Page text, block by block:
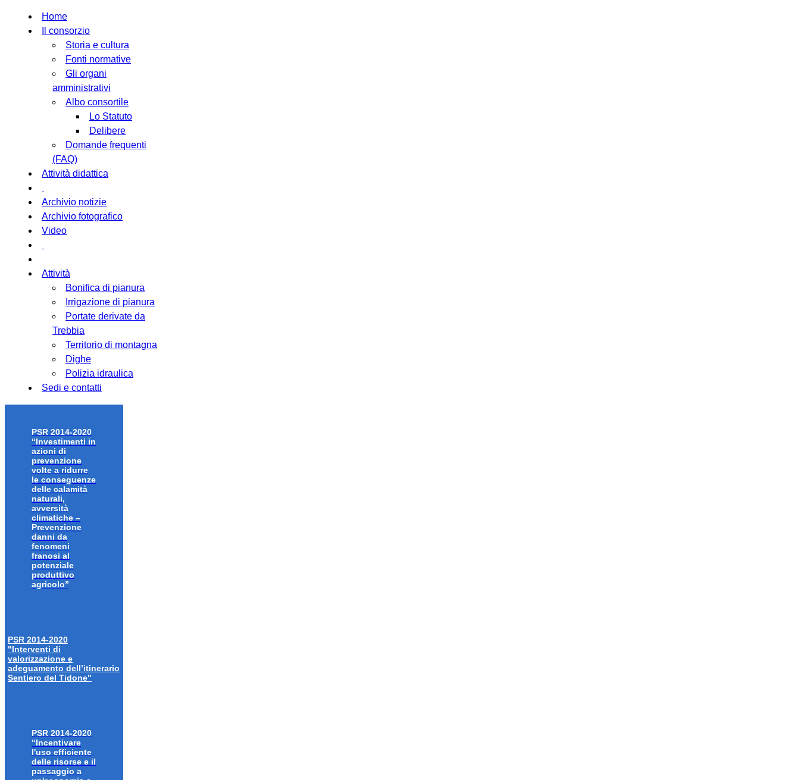
Home
Il consorzio
Storia e cultura
Fonti normative
Gli organi
amministrativi
Albo consortile
Lo Statuto
Delibere
Domande frequenti
(FAQ)
Attività didattica
Archivio notizie
Archivio fotografico
Video
Attività
Bonifica di pianura
Irrigazione di pianura
Portate derivate da
Trebbia
Territorio di montagna
Dighe
Polizia idraulica
Sedi e contatti
PSR 2014-2020
“Investimenti in
azioni di
prevenzione
volte a ridurre
le conseguenze
delle calamità
naturali,
avversità
climatiche –
Prevenzione
danni da
fenomeni
franosi al
potenziale
produttivo
agricolo”
PSR 2014-2020
"Interventi di
valorizzazione e
adeguamento dell’itinerario
Sentiero del Tidone"
PSR 2014-2020
“Incentivare
l'uso efficiente
delle risorse e il
passaggio a